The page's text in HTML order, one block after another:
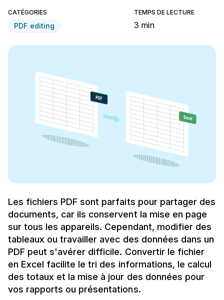
CATÉGORIES
PDF editing
TEMPS DE LECTURE
3 min
Les fichiers PDF sont parfaits pour partager des
documents, car ils conservent la mise en page
sur tous les appareils. Cependant, modifier des
tableaux ou travailler avec des données dans un
PDF peut s'avérer difficile. Convertir le fichier
en Excel facilite le tri des informations, le calcul
des totaux et la mise à jour des données pour
vos rapports ou présentations.